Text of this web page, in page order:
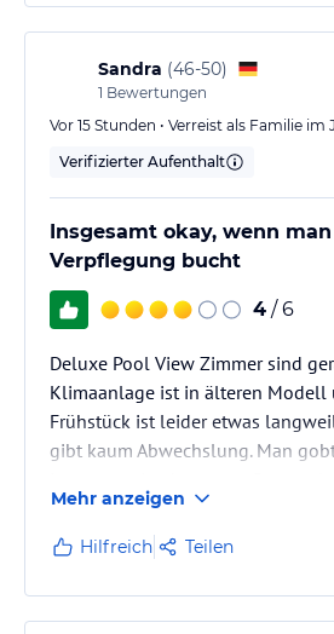
Sandra (46-50)
1 Bewertungen
Vor 15 Stunden • Verreist als Familie im
Verifizierter Aufenthalt
Insgesamt okay, wenn
Verpflegung bucht
4 / 6
Deluxe Pool View Zimmer sind
Klimaanlage ist in älteren Modell
Frühstück ist leider etwas
gibt kaum Abwechslung. Man
und freundlich .
Mehr anzeigen
Hilfreich Teilen